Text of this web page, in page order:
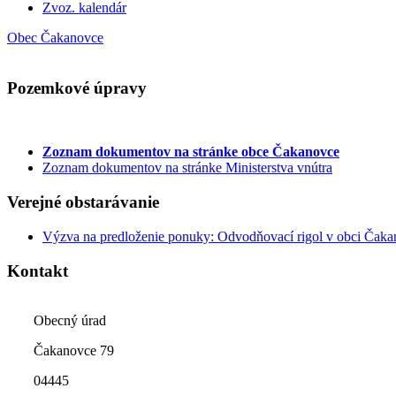
Zvoz. kalendár
Obec Čakanovce
Pozemkové úpravy
Zoznam dokumentov na stránke obce Čakanovce
Zoznam dokumentov na stránke Ministerstva vnútra
Verejné obstarávanie
Výzva na predloženie ponuky: Odvodňovací rigol v obci
Kontakt
Obecný úrad
Čakanovce 79
04445